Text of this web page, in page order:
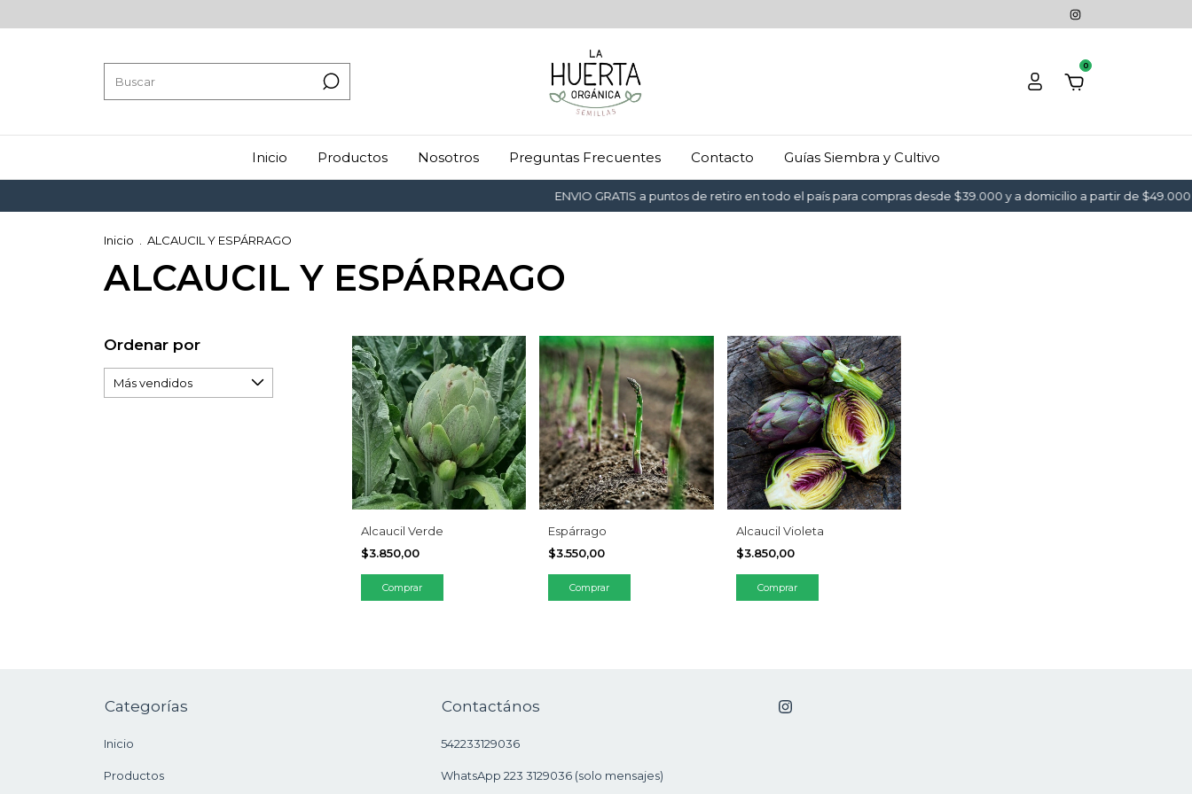
0
Inicio Productos Nosotros Preguntas Frecuentes Contacto Guías Siembra y Cultivo
ENVIO GRATIS a puntos de retiro en todo el país para compras desde $39.000 y a domicilio a partir de $49.000
Inicio ALCAUCIL Y ESPÁRRAGO
ALCAUCIL Y ESPÁRRAGO
Ordenar por
Alcaucil Verde
$3.850,00
Espárrago
$3.550,00
Alcaucil Violeta
$3.850,00
Categorías
Inicio
Productos
Contactános
542233129036
WhatsApp 223 3129036 (solo mensajes)